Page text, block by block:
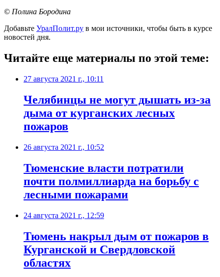
© Полина Бородина
Добавьте УралПолит.ру в мои источники, чтобы быть в курсе
новостей дня.
Читайте еще материалы по этой теме:
27 августа 2021 г., 10:11
Челябинцы не могут дышать из-за
дыма от курганских лесных
пожаров
26 августа 2021 г., 10:52
​Тюменские власти потратили
почти полмиллиарда на борьбу с
лесными пожарами
24 августа 2021 г., 12:59
Тюмень накрыл дым от пожаров в
Курганской и Свердловской
областях